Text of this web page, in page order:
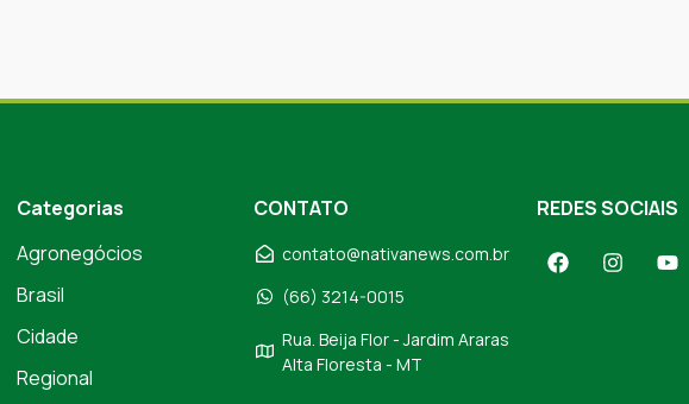
Categorias
Agronegócios
Brasil
Cidade
Regional
CONTATO
contato@nativanews.com.br
(66) 3214-0015
Rua. Beija Flor - Jardim Araras
Alta Floresta - MT
REDES SOCIAIS